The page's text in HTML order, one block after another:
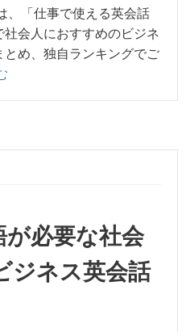
、「仕事で使える英会話
会人におすすめのビジネ
め、独自ランキングでご
が必要な社会
ジネス英会話